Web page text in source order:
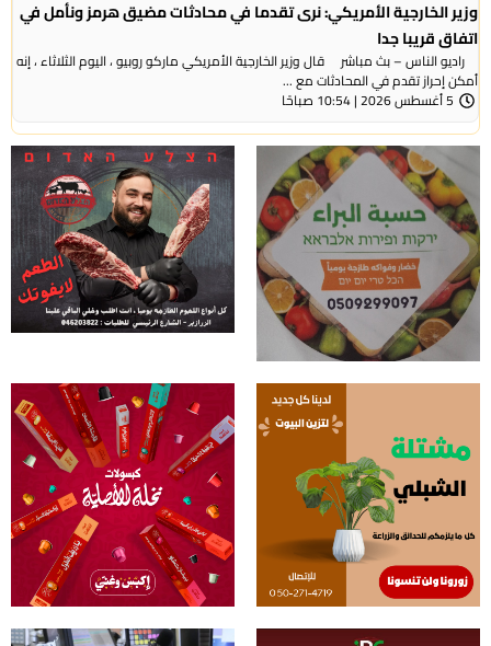
وزير الخارجية الأمريكي: نرى تقدما في محادثات مضيق هرمز ونأمل في
اتفاق قريبا جدا
راديو الناس – بث مباشر قال وزير الخارجية الأمريكي ماركو روبيو ، اليوم الثلاثاء ، إنه
أمكن إحراز تقدم في المحادثات مع ...
5 أغسطس 2026 | 10:54 صباحًا